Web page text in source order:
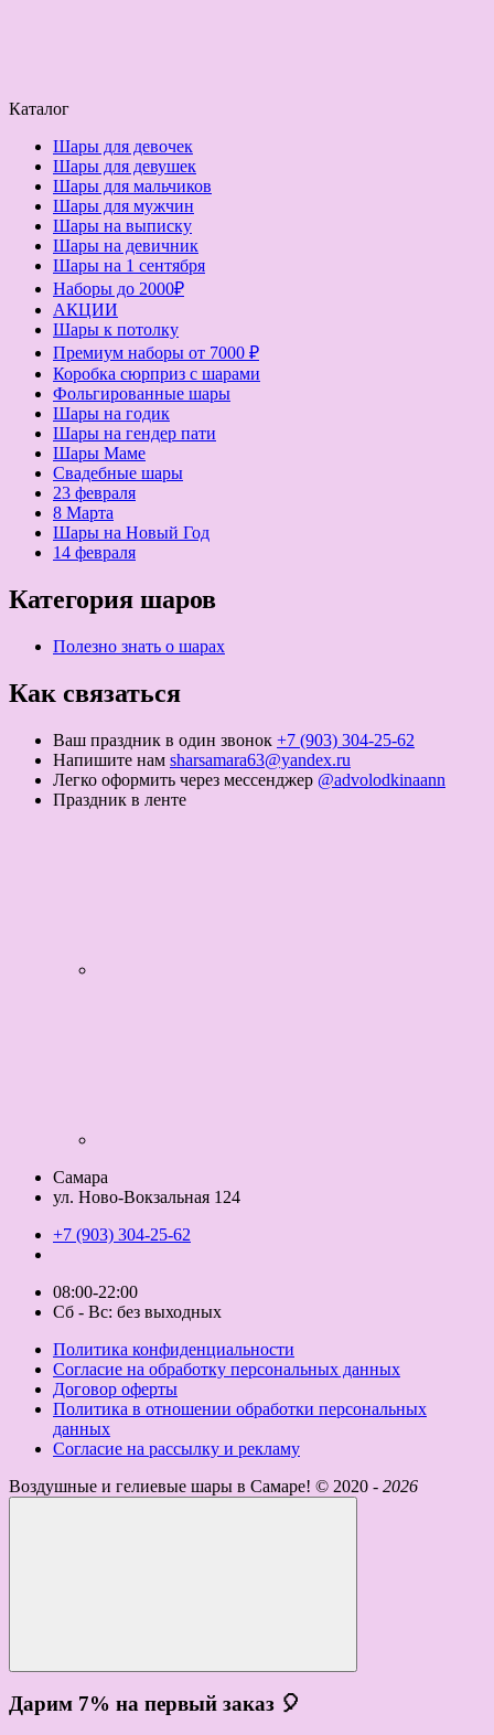
Каталог
Шары для девочек
Шары для девушек
Шары для мальчиков
Шары для мужчин
Шары на выписку
Шары на девичник
Шары на 1 сентября
Наборы до 2000₽
АКЦИИ
Шары к потолку
Премиум наборы от 7000 ₽
Коробка сюрприз с шарами
Фольгированные шары
Шары на годик
Шары на гендер пати
Шары Маме
Свадебные шары
23 февраля
8 Марта
Шары на Новый Год
14 февраля
Категория шаров
Полезно знать о шарах
Как связаться
Ваш праздник в один звонок +7 (903) 304-25-62
Напишите нам sharsamara63@yandex.ru
Легко оформить через мессенджер @advolodkinaann
Праздник в ленте
Самара
ул. Ново-Вокзальная 124
+7 (903) 304-25-62
08:00-22:00
Сб - Вс: без выходных
Политика конфиденциальности
Согласие на обработку персональных данных
Договор оферты
Политика в отношении обработки персональных
данных
Согласие на рассылку и рекламу
Воздушные и гелиевые шары в Самаре! © 2020 - 2026
Дарим 7% на первый заказ 🎈